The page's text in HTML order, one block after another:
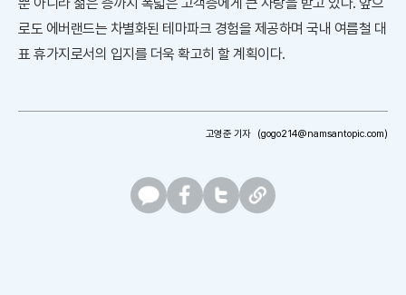
로도 에버랜드는 차별화된 테마파크 경험을 제공하며 국내 여름철 대
표 휴가지로서의 입지를 더욱 확고히 할 계획이다.
고영준 기자 (gogo214@namsantopic.com)